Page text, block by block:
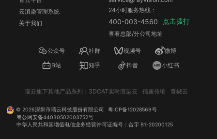
云渲染管理系统
关于我们
24小时服务热线：
400-003-4560 点击拨打
查看总部/分公司地址
公众号 社群 视频号
微博
B站
知乎 抖音 小红书
瑞云旗下其他产品系列： 3DCAT实时渲染云 镭速传输 青椒云
© 2026深圳市瑞云科技股份有限公司
粤ICP备12028569号
粤公网安备44030502003752号
中华人民共和国增值电信业务经营许可证编号：合字 B1-20200125